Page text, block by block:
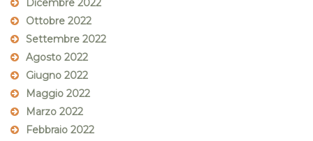
Dicembre 2022
Ottobre 2022
Settembre 2022
Agosto 2022
Giugno 2022
Maggio 2022
Marzo 2022
Febbraio 2022